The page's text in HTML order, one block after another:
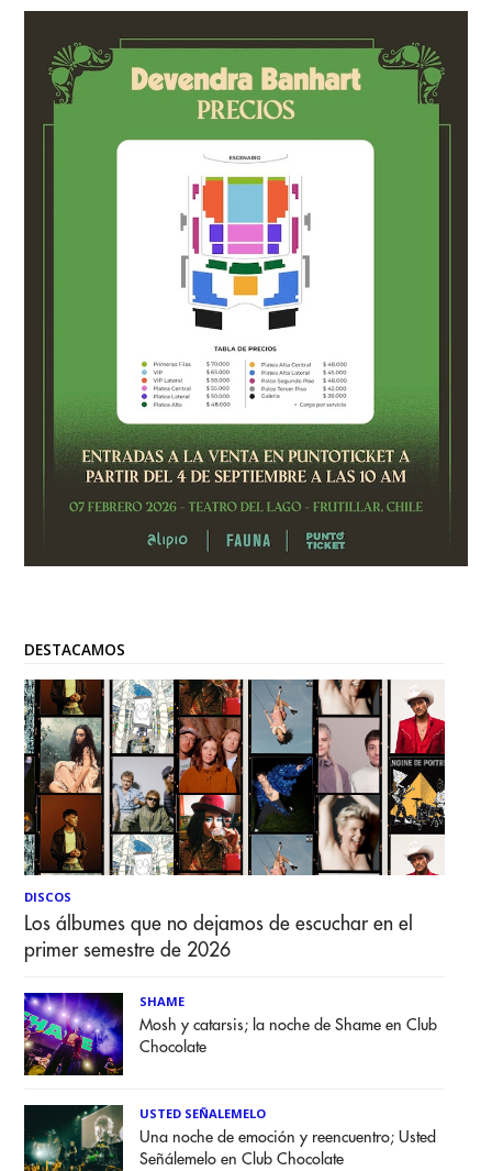
DESTACAMOS
DISCOS
Los álbumes que no dejamos de escuchar en el
primer semestre de 2026
SHAME
Mosh y catarsis; la noche de Shame en Club
Chocolate
USTED SEÑALEMELO
Una noche de emoción y reencuentro; Usted
Señálemelo en Club Chocolate